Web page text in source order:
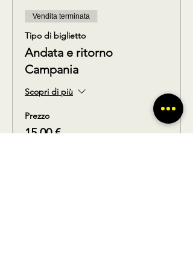
Vendita terminata
Tipo di biglietto
Andata e ritorno
Campania
Scopri di più
Prezzo
15,00 €